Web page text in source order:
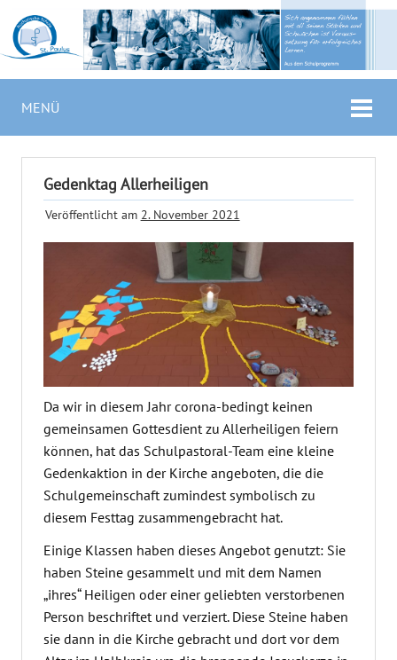
MENÜ
Gedenktag Allerheiligen
Veröffentlicht am 2. November 2021
Da wir in diesem Jahr corona-bedingt keinen
gemeinsamen Gottesdient zu Allerheiligen feiern
können, hat das Schulpastoral-Team eine kleine
Gedenkaktion in der Kirche angeboten, die die
Schulgemeinschaft zumindest symbolisch zu
diesem Festtag zusammengebracht hat.
Einige Klassen haben dieses Angebot genutzt: Sie
haben Steine gesammelt und mit dem Namen
„ihres“ Heiligen oder einer geliebten verstorbenen
Person beschriftet und verziert. Diese Steine haben
sie dann in die Kirche gebracht und dort vor dem